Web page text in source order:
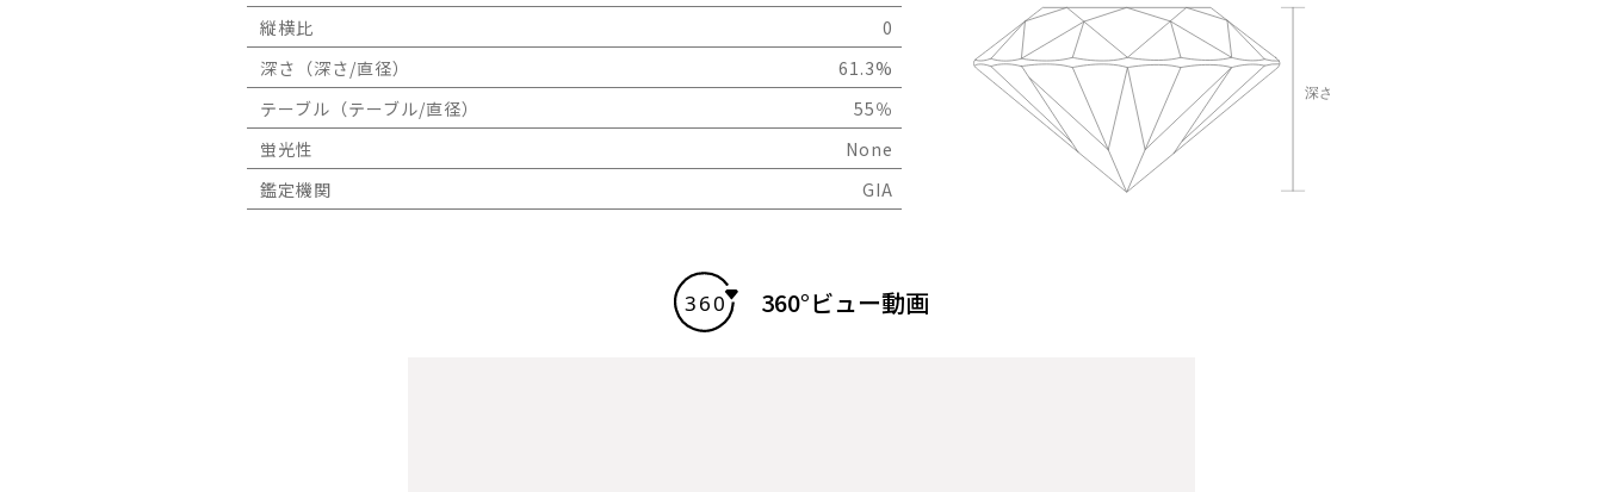
縦横比
0
深さ（深さ/直径）
61.3%
テーブル（テーブル/直径）
55％
蛍光性
None
鑑定機関
GIA
360°ビュー動画